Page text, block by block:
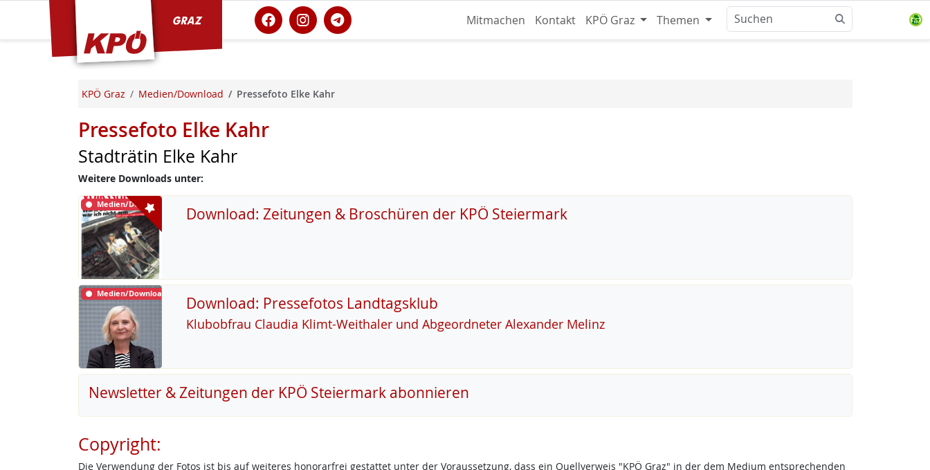
Mitmachen Kontakt KPÖ Graz Themen
KPÖ Graz Medien/Download Pressefoto Elke Kahr
Pressefoto Elke Kahr
Stadträtin Elke Kahr
Weitere Downloads unter:
Medien/Download Download: Zeitungen & Broschüren der KPÖ Steiermark
Medien/Download Download: Pressefotos Landtagsklub
Klu­b­ob­frau Clau­dia Klimt-Weitha­ler und Ab­ge­ord­ne­ter Alex­an­der Me­linz
Newsletter & Zeitungen der KPÖ Steiermark abonnieren
Copyright:
Die Verwendung der Fotos ist bis auf weiteres honorarfrei gestattet unter der Voraussetzung, dass ein Quellverweis "KPÖ Graz" in der dem Medium entsprechenden